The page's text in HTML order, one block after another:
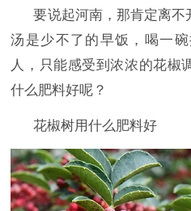
要说起河南，那肯定离
汤是少不了的早饭，喝一
人，只能感受到浓浓的花椒
什么肥料好呢？
花椒树用什么肥料好